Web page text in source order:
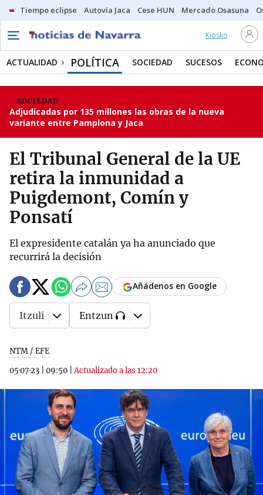
Tiempo eclipse Autovía Jaca Cese HUN Mercado Osasuna
Kiosko
ACTUALIDAD POLÍTICA SOCIEDAD SUCESOS
SOCIEDAD
Adjudicadas por 135 millones las obras de la nueva
variante entre Pamplona y Jaca
El Tribunal General de la UE
retira la inmunidad a
Puigdemont, Comín y
Ponsatí
El expresidente catalán ya ha anunciado que
recurrirá la decisión
NTM / EFE
05·07·23
09:50 |Actualizado a las 12:20
Añádenos en Google
Itzuli Entzun